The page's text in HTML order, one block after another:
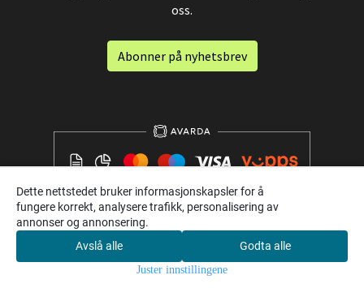
Søk
oss.
Abonner på nyhetsbrev
Dette nettstedet bruker informasjonskapsler for å
fungere korrekt, analysere trafikk, personalisering av
annonser og annonsering.
Avslå alle
Godta alle
Juster innstillingene